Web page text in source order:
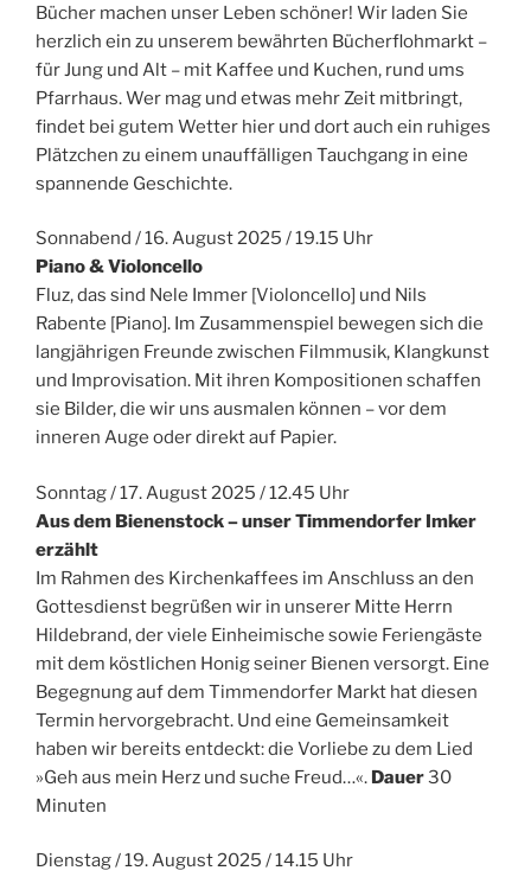
Bücher machen unser Leben schöner! Wir laden Sie
herzlich ein zu unserem bewährten Bücherflohmarkt –
für Jung und Alt – mit Kaffee und Kuchen, rund ums
Pfarrhaus. Wer mag und etwas mehr Zeit mitbringt,
findet bei gutem Wetter hier und dort auch ein ruhiges
Plätzchen zu einem unauffälligen Tauchgang in eine
spannende Geschichte.
Sonnabend / 16. August 2025 / 19.15 Uhr
Piano & Violoncello
Fluz, das sind Nele Immer [Violoncello] und Nils
Rabente [Piano]. Im Zusammenspiel bewegen sich die
langjährigen Freunde zwischen Filmmusik, Klangkunst
und Improvisation. Mit ihren Kompositionen schaffen
sie Bilder, die wir uns ausmalen können – vor dem
inneren Auge oder direkt auf Papier.
Sonntag / 17. August 2025 / 12.45 Uhr
Aus dem Bienenstock – unser Timmendorfer Imker
erzählt
Im Rahmen des Kirchenkaffees im Anschluss an den
Gottesdienst begrüßen wir in unserer Mitte Herrn
Hildebrand, der viele Einheimische sowie Feriengäste
mit dem köstlichen Honig seiner Bienen versorgt. Eine
Begegnung auf dem Timmendorfer Markt hat diesen
Termin hervorgebracht. Und eine Gemeinsamkeit
haben wir bereits entdeckt: die Vorliebe zu dem Lied
»Geh aus mein Herz und suche Freud…«. Dauer30
Minuten
Dienstag / 19. August 2025 / 14.15 Uhr